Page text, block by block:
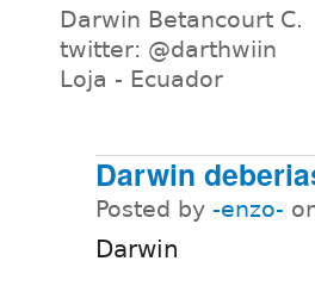
Darwin Betancourt C.
twitter: @darthwiin
Loja - Ecuador
Darwin
Posted by -enzo-
Darwin